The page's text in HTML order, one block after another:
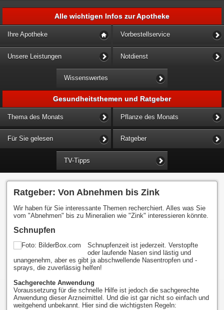
Alle wichtigen Infos zur Apotheke
Ihre Apotheke Vorbestellservice
Unsere Leistungen Notdienst
Wissenswertes
Gesundheitsthemen und Ratgeber
Thema des Monats Pflanze des Monats
Für Sie gelesen Ratgeber
TV-Tipps
Ratgeber: Von Abnehmen bis Zink
Wir haben für Sie interessante Themen recherchiert. Alles was Sie
vom "Abnehmen" bis zu Mineralien wie "Zink" interessieren könnte.
Schnupfen
Schnupfenzeit ist jederzeit. Verstopfte
oder laufende Nasen sind lästig und
unangenehm, aber es gibt ja abschwellende Nasentropfen und -
sprays, die zuverlässig helfen!
Sachgerechte Anwendung
Voraussetzung für die schnelle Hilfe ist jedoch die sachgerechte
Anwendung dieser Arzneimittel. Und die ist gar nicht so einfach und
weitgehend unbekannt. Hier sind die wichtigsten Regeln: